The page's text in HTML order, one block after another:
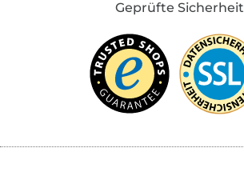
Geprüfte Sicherheit